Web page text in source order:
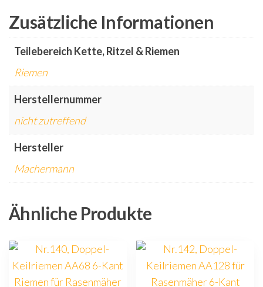
Zusätzliche Informationen
Teilebereich Kette, Ritzel & Riemen
Riemen
Herstellernummer
nicht zutreffend
Hersteller
Machermann
Ähnliche Produkte